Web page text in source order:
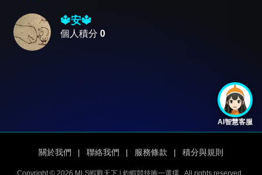
🔱安🔱
個人積分 0
AI智慧客服
關於我們 | 聯絡我們 | 服務條款 | 積分與規則
Copyright © 2026 MLS蝦戰天下 | 釣蝦競技唯一選擇. All rights reserved.